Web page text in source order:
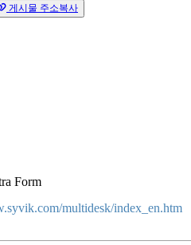
게시물 주소복사
Form
multidesk/index_en.htm